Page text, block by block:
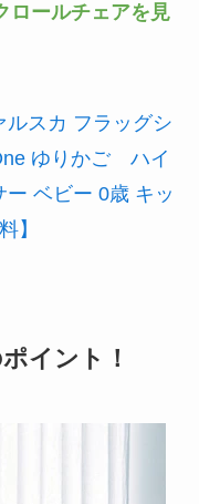
ールチェアを見
ルスカ フラッグシ
ゆりかご ハイ
ベビー 0歳 キッ
】
イント！